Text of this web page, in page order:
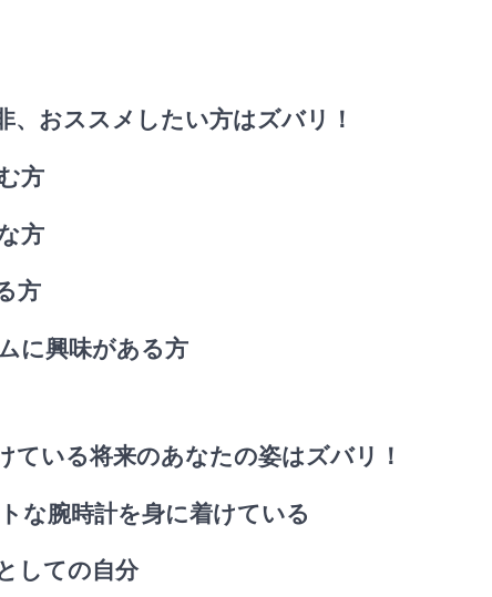
、おススメしたい方はズバリ！
方
方
方
に興味がある方
ている将来のあなたの姿はズバリ！
な腕時計を身に着けている
しての自分